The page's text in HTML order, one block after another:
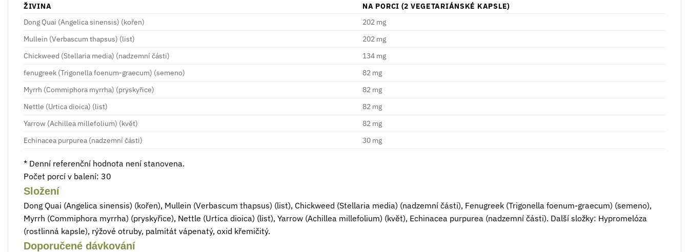
ŽIVINA
NA PORCI (2 VEGETARIÁNSKÉ KAPSLE)
Dong Quai (Angelica sinensis) (kořen)
202 mg
Mullein (Verbascum thapsus) (list)
202 mg
Chickweed (Stellaria media) (nadzemní části)
134 mg
fenugreek (Trigonella foenum-graecum) (semeno)
82 mg
Myrrh (Commiphora myrrha) (pryskyřice)
82 mg
Nettle (Urtica dioica) (list)
82 mg
Yarrow (Achillea millefolium) (květ)
82 mg
Echinacea purpurea (nadzemní části)
30 mg
* Denní referenční hodnota není stanovena.
Počet porcí v balení: 30
Složení
Dong Quai (Angelica sinensis) (kořen), Mullein (Verbascum thapsus) (list), Chickweed (Stellaria media) (nadzemní části), Fenugreek (Trigonella foenum-graecum) (semeno),
Myrrh (Commiphora myrrha) (pryskyřice), Nettle (Urtica dioica) (list), Yarrow (Achillea millefolium) (květ), Echinacea purpurea (nadzemní části). Další složky: Hypromelóza
(rostlinná kapsle), rýžové otruby, palmitát vápenatý, oxid křemičitý.
Doporučené dávkování